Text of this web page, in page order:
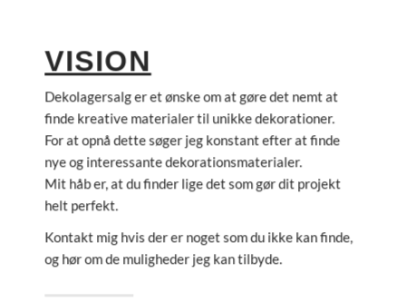
VISION
Dekolagersalg er et ønske om at gøre det nemt at
finde kreative materialer til unikke dekorationer.
For at opnå dette søger jeg konstant efter at finde
nye og interessante dekorationsmaterialer.
Mit håb er, at du finder lige det som gør dit projekt
helt perfekt.
Kontakt mig hvis der er noget som du ikke kan finde,
og hør om de muligheder jeg kan tilbyde.